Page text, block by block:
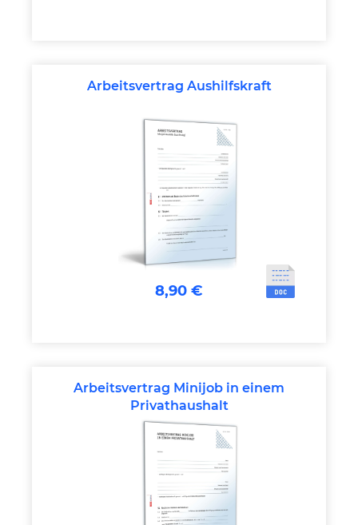
Arbeitsvertrag Aushilfskraft
8,90 €
Arbeitsvertrag Minijob in einem
Privathaushalt